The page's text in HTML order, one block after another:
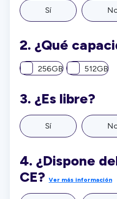
Sí
2. ¿Qué
256GB 512GB
3. ¿Es libre?
Sí
4. ¿Dispone
CE? Ver más información